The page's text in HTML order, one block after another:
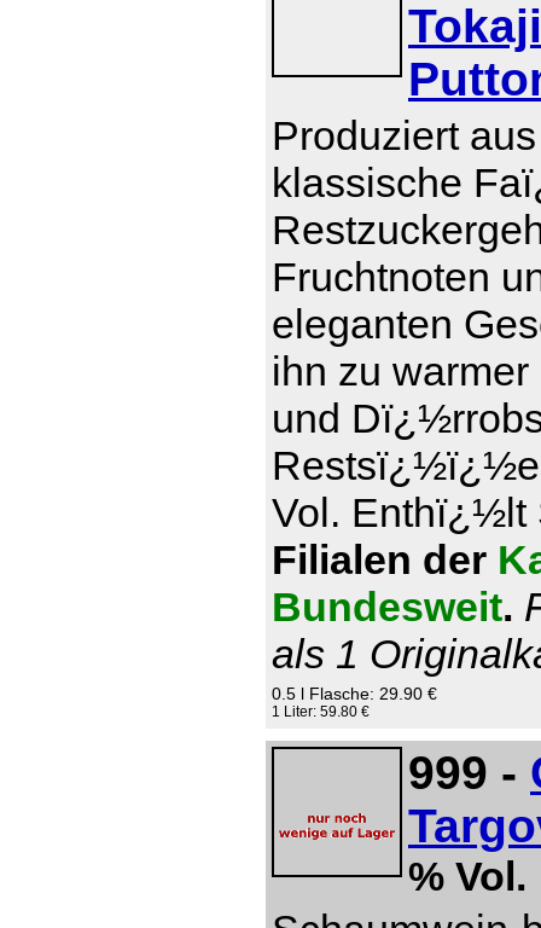
Produziert
klassische
Fruchtnoten
eleganten
ihn zu
und
Restsï¿½ï¿½e
Vol. Enthï¿½lt
Filialen der
Bundesweit.
als 1
0.5 l Flasche: 29.90 €
1 Liter: 59.80 €
999 -
% Vol.